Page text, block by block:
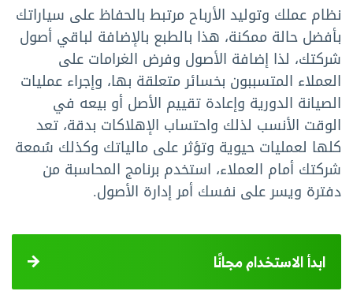
نظام عملك وتوليد الأرباح مرتبط بالحفاظ على سياراتك
بأفضل حالة ممكنة، هذا بالطبع بالإضافة لباقي أصول
شركتك، لذا إضافة الأصول وفرض الغرامات على
العملاء المتسببون بخسائر متعلقة بها، وإجراء عمليات
الصيانة الدورية وإعادة تقييم الأصل أو بيعه في
الوقت الأنسب لذلك واحتساب الإهلاكات بدقة، تعد
كلها لعمليات حيوية وتؤثر على مالياتك وكذلك سُمعة
شركتك أمام العملاء، استخدم برنامج المحاسبة من
دفترة ويسر على نفسك أمر إدارة الأصول.
ابدأ الاستخدام مجانًا